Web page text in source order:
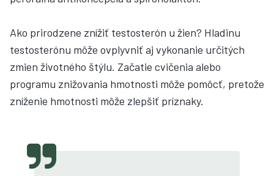
Ako prirodzene znížiť testosterón u žien? Hladinu
testosterónu môže ovplyvniť aj vykonanie určitých
zmien životného štýlu. Začatie cvičenia alebo
programu znižovania hmotnosti môže pomôcť, pretože
zníženie hmotnosti môže zlepšiť príznaky.